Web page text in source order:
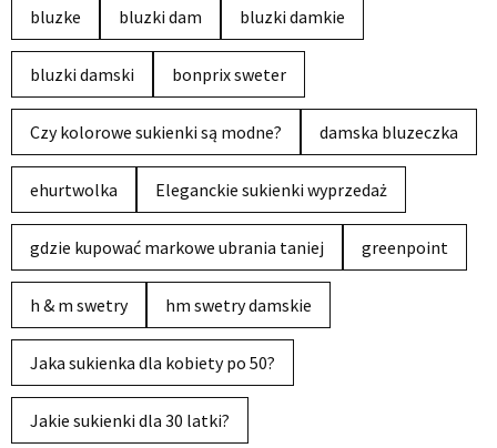
bluzke bluzki dam bluzki damkie
bluzki damski bonprix sweter
Czy kolorowe sukienki są modne? damska bluzeczka
ehurtwolka Eleganckie sukienki wyprzedaż
gdzie kupować markowe ubrania taniej greenpoint
h & m swetry hm swetry damskie
Jaka sukienka dla kobiety po 50?
Jakie sukienki dla 30 latki?